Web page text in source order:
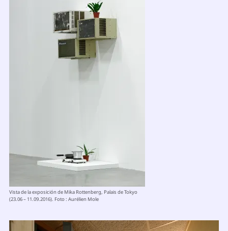
Vista de la exposición de Mika Rottenberg, Palais de Tokyo
(23.06 – 11.09.2016). Foto : Aurélien Mole